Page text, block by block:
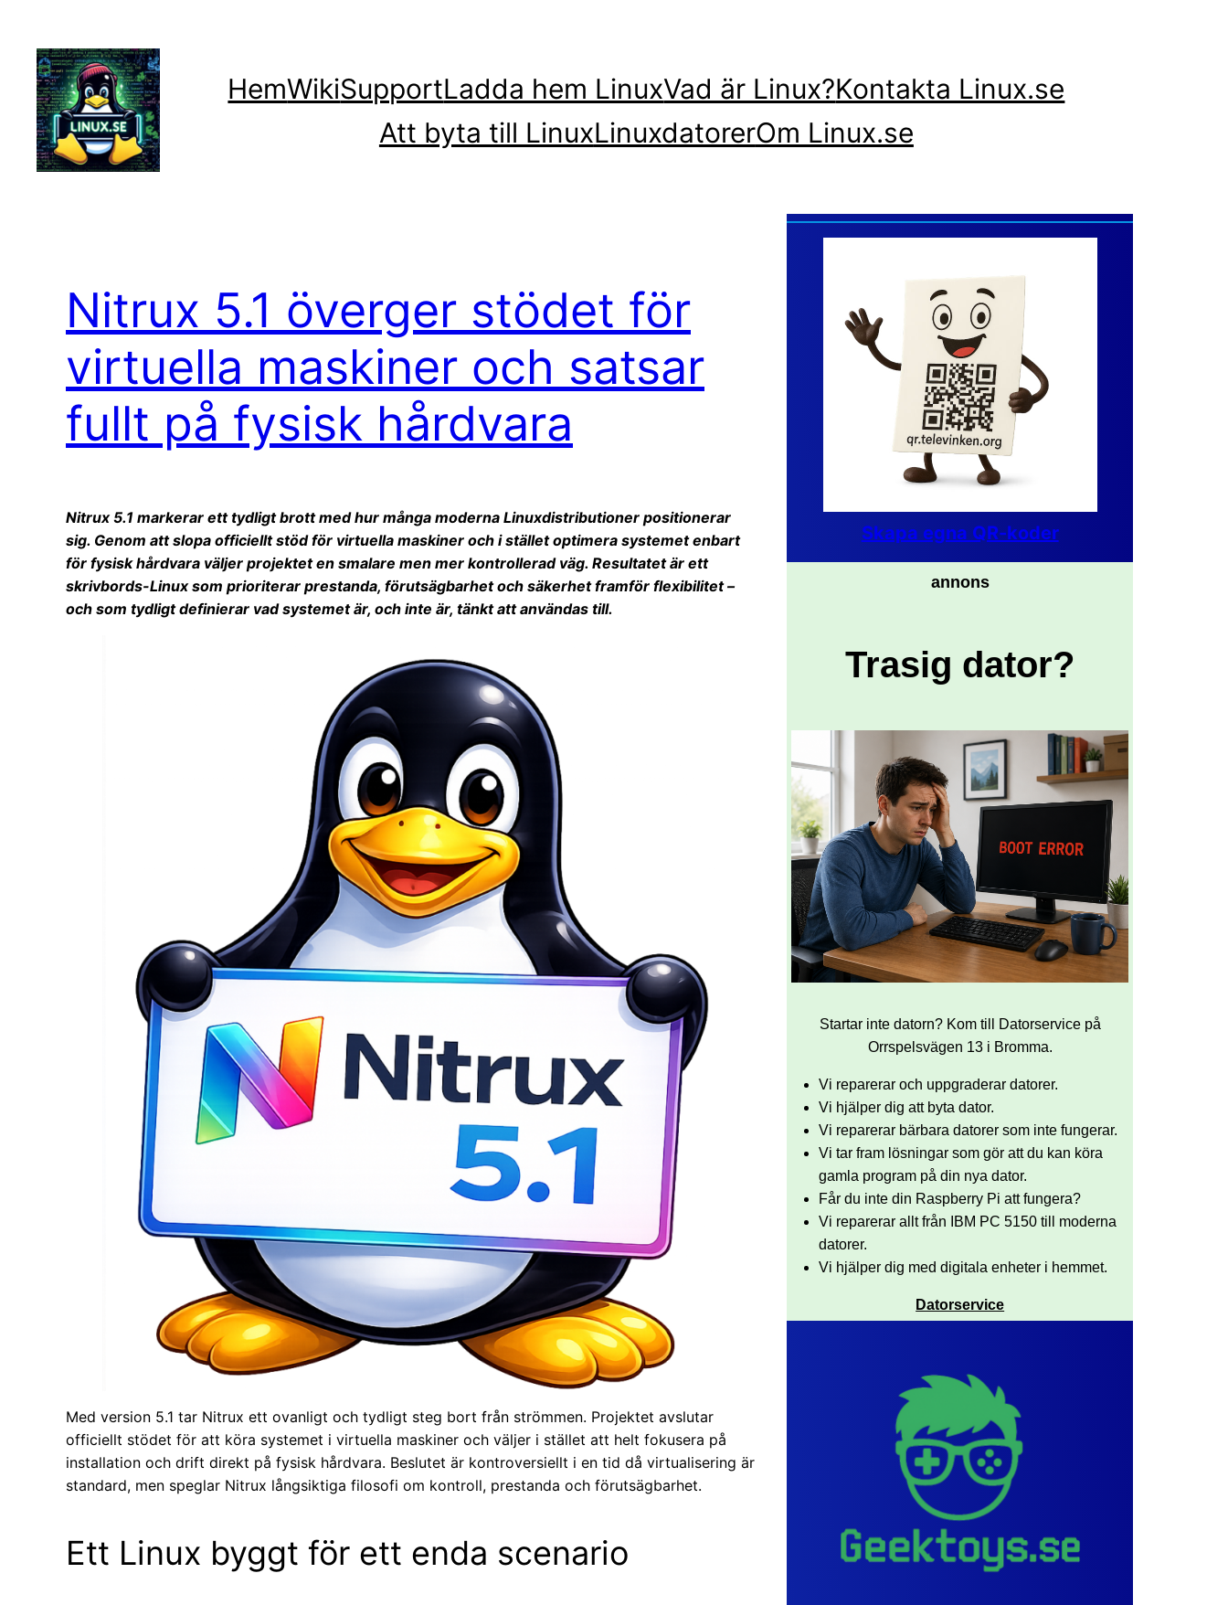
innehåll
HemWikiSupportLadda hem LinuxVad är Linux?Kontakta Linux.se
Att byta till LinuxLinuxdatorerOm Linux.se
Nitrux 5.1 överger stödet för
virtuella maskiner och satsar
fullt på fysisk hårdvara
Nitrux 5.1 markerar ett tydligt brott med hur många moderna Linuxdistributioner positionerar
sig. Genom att slopa officiellt stöd för virtuella maskiner och i stället optimera systemet enbart
för fysisk hårdvara väljer projektet en smalare men mer kontrollerad väg. Resultatet är ett
skrivbords-Linux som prioriterar prestanda, förutsägbarhet och säkerhet framför flexibilitet –
och som tydligt definierar vad systemet är, och inte är, tänkt att användas till.
Med version 5.1 tar Nitrux ett ovanligt och tydligt steg bort från strömmen. Projektet avslutar
officiellt stödet för att köra systemet i virtuella maskiner och väljer i stället att helt fokusera på
installation och drift direkt på fysisk hårdvara. Beslutet är kontroversiellt i en tid då virtualisering är
standard, men speglar Nitrux långsiktiga filosofi om kontroll, prestanda och förutsägbarhet.
Ett Linux byggt för ett enda scenario
Skapa egna QR-koder
annons
Trasig dator?
Startar inte datorn? Kom till Datorservice på
Orrspelsvägen 13 i Bromma.
Vi reparerar och uppgraderar datorer.
Vi hjälper dig att byta dator.
Vi reparerar bärbara datorer som inte fungerar.
Vi tar fram lösningar som gör att du kan köra
gamla program på din nya dator.
Får du inte din Raspberry Pi att fungera?
Vi reparerar allt från IBM PC 5150 till moderna
datorer.
Vi hjälper dig med digitala enheter i hemmet.
Datorservice